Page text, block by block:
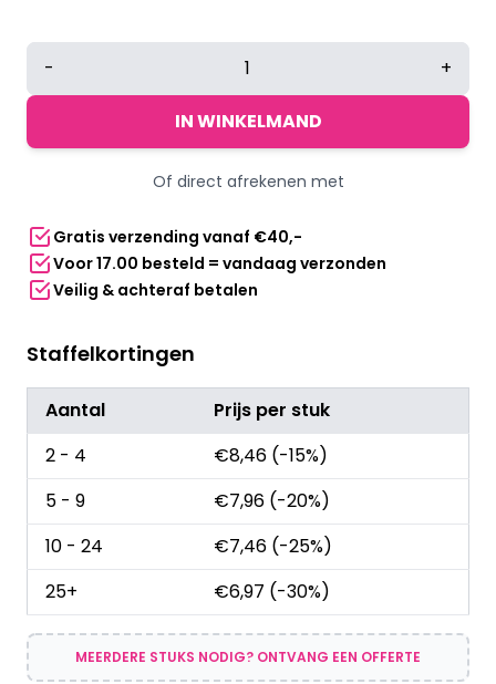
Waterzak
zwart/wit
- +
IN WINKELMAND
Of direct afrekenen met
Gratis verzending vanaf €40,-
Voor 17.00 besteld = vandaag verzonden
Veilig & achteraf betalen
Staffelkortingen
Aantal
Prijs per stuk
2 - 4
€8,46 (-15%)
5 - 9
€7,96 (-20%)
10 - 24
€7,46 (-25%)
25+
€6,97 (-30%)
MEERDERE STUKS NODIG? ONTVANG EEN OFFERTE